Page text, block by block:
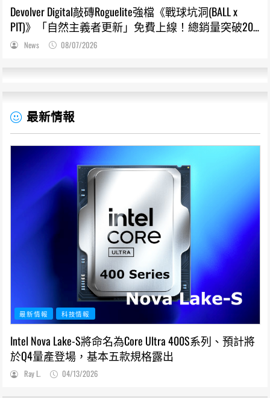
Devolver Digital敲磚Roguelite強檔《戰球坑洞(BALL x
PIT)》「自然主義者更新」免費上線！總銷量突破200
萬份，遊戲史低66折熱銷中
News 08/07/2026
最新情報
最新情報 科技情報
Intel Nova Lake-S將命名為Core Ultra 400S系列、預計將
於Q4量產登場，基本五款規格露出
Ray L. 04/13/2026